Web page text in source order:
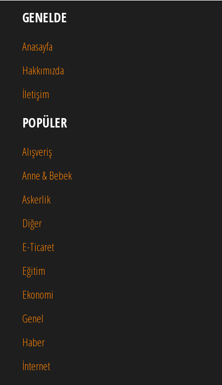
GENELDE
Anasayfa
Hakkımızda
İletişim
POPÜLER
Alışveriş
Anne & Bebek
Askerlik
Diğer
E-Ticaret
Eğitim
Ekonomi
Genel
Haber
İnternet